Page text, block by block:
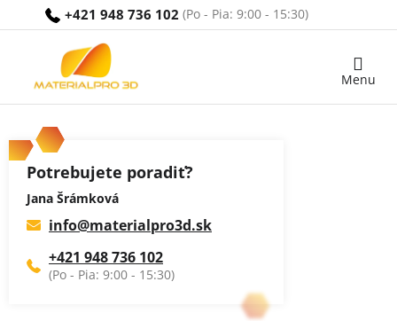
+421 948 736 102
Nákupný
Potrebujete poradiť?
Jana Šrámková
info@materialpro3d.sk
+421 948 736 102